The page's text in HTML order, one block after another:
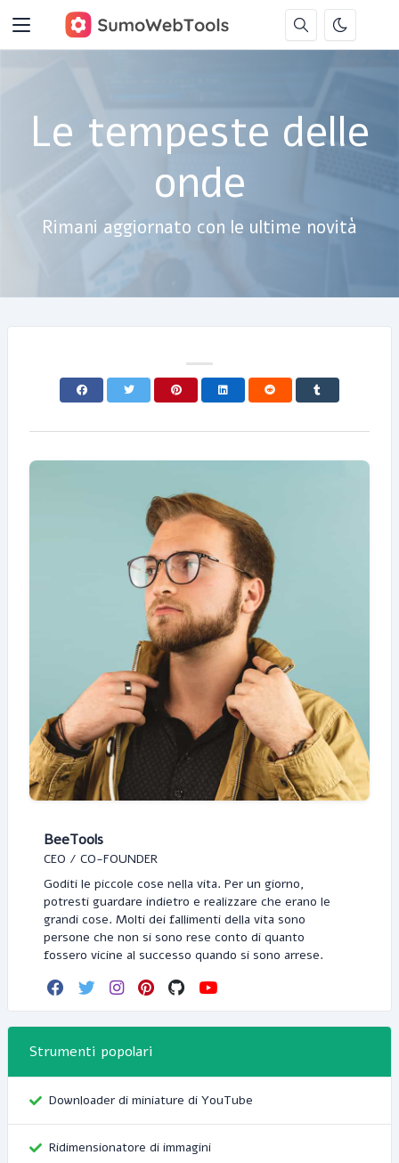
Le tempeste delle
onde
Rimani aggiornato con le ultime novità
BeeTools
CEO / CO-FOUNDER
Goditi le piccole cose nella vita. Per un giorno,
potresti guardare indietro e realizzare che erano le
grandi cose. Molti dei fallimenti della vita sono
persone che non si sono rese conto di quanto
fossero vicine al successo quando si sono arrese.
Strumenti popolari
Downloader di miniature di YouTube
Ridimensionatore di immagini